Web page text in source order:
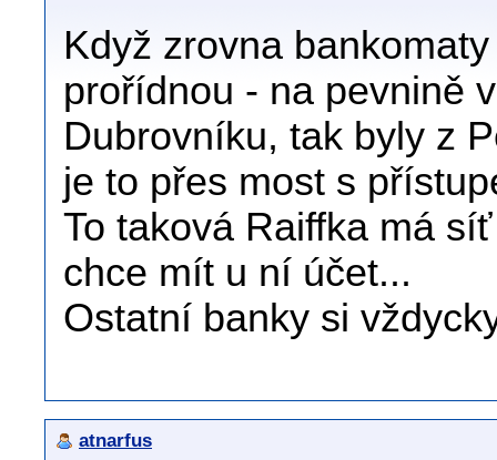
Když zrovna
prořídnou - na pevnině
Dubrovníku, tak byly z
je to přes most s
To taková Raiffka má
chce mít u ní účet...
Ostatní banky si
atnarfus